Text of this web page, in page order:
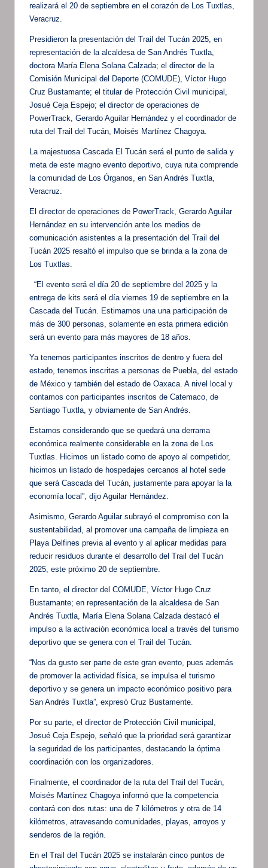
realizará el 20 de septiembre en el corazón de Los Tuxtlas,
Veracruz.
Presidieron la presentación del Trail del Tucán 2025, en
representación de la alcaldesa de San Andrés Tuxtla,
doctora María Elena Solana Calzada; el director de la
Comisión Municipal del Deporte (COMUDE), Víctor Hugo
Cruz Bustamante; el titular de Protección Civil municipal,
Josué Ceja Espejo; el director de operaciones de
PowerTrack, Gerardo Aguilar Hernández y el coordinador de
ruta del Trail del Tucán, Moisés Martínez Chagoya.
La majestuosa Cascada El Tucán será el punto de salida y
meta de este magno evento deportivo, cuya ruta comprende
la comunidad de Los Órganos, en San Andrés Tuxtla,
Veracruz.
El director de operaciones de PowerTrack, Gerardo Aguilar
Hernández en su intervención ante los medios de
comunicación asistentes a la presentación del Trail del
Tucán 2025 resaltó el impulso que se brinda a la zona de
Los Tuxtlas.
“El evento será el día 20 de septiembre del 2025 y la
entrega de kits será el día viernes 19 de septiembre en la
Cascada del Tucán. Estimamos una una participación de
más de 300 personas, solamente en esta primera edición
será un evento para más mayores de 18 años.
Ya tenemos participantes inscritos de dentro y fuera del
estado, tenemos inscritas a personas de Puebla, del estado
de México y también del estado de Oaxaca. A nivel local y
contamos con participantes inscritos de Catemaco, de
Santiago Tuxtla, y obviamente de San Andrés.
Estamos considerando que se quedará una derrama
económica realmente considerable en la zona de Los
Tuxtlas. Hicimos un listado como de apoyo al competidor,
hicimos un listado de hospedajes cercanos al hotel sede
que será Cascada del Tucán, justamente para apoyar la la
economía local”, dijo Aguilar Hernández.
Asimismo, Gerardo Aguilar subrayó el compromiso con la
sustentabilidad, al promover una campaña de limpieza en
Playa Delfines previa al evento y al aplicar medidas para
reducir residuos durante el desarrollo del Trail del Tucán
2025, este próximo 20 de septiembre.
En tanto, el director del COMUDE, Víctor Hugo Cruz
Bustamante; en representación de la alcaldesa de San
Andrés Tuxtla, María Elena Solana Calzada destacó el
impulso a la activación económica local a través del turismo
deportivo que se genera con el Trail del Tucán.
“Nos da gusto ser parte de este gran evento, pues además
de promover la actividad física, se impulsa el turismo
deportivo y se genera un impacto económico positivo para
San Andrés Tuxtla”, expresó Cruz Bustamente.
Por su parte, el director de Protección Civil municipal,
Josué Ceja Espejo, señaló que la prioridad será garantizar
la seguridad de los participantes, destacando la óptima
coordinación con los organizadores.
Finalmente, el coordinador de la ruta del Trail del Tucán,
Moisés Martínez Chagoya informó que la competencia
contará con dos rutas: una de 7 kilómetros y otra de 14
kilómetros, atravesando comunidades, playas, arroyos y
senderos de la región.
En el Trail del Tucán 2025 se instalarán cinco puntos de